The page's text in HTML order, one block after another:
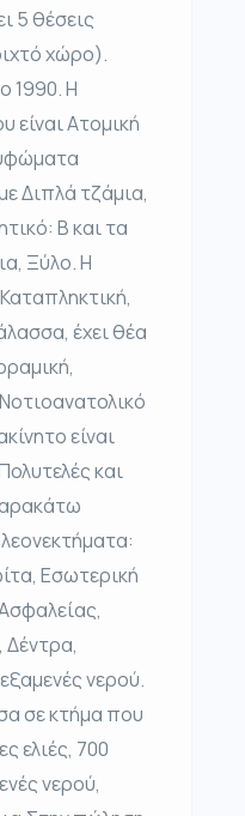
5 θέσεις
χώρο).
1990. Η
είναι Ατομική
Διπλά τζάμια,
Β και τα
Ξύλο. Η
έχει θέα
είναι
και
Εσωτερική
νερού.
σε κτήμα που
ελιές, 700
νερού,